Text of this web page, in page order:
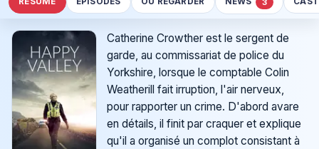
Catherine Crowther est le sergent de
garde, au commissariat de police du
Yorkshire, lorsque le comptable Colin
Weatherill fait irruption, l'air nerveux,
pour rapporter un crime. D'abord avare
en détails, il finit par craquer et explique
qu'il a organisé un complot consistant à